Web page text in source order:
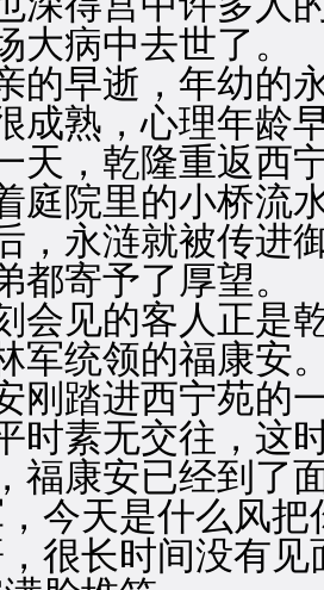
大病中去世了。
早逝，年幼的永
成熟，心理年龄
，乾隆重返西宁
庭院里的小桥流
永涟就被传进御
都寄予了厚望。
见的客人正是乾
军统领的福康安
踏进西宁苑的一
时素无交往，这
康安已经到了
天是什么风把
长时间没有见